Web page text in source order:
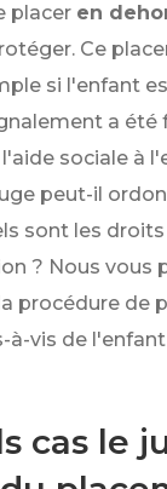
placer en
Ce
si l'enfant
a été
sociale à
peut-il
sont les
? Nous vous
procédure de
à-vis de
cas le